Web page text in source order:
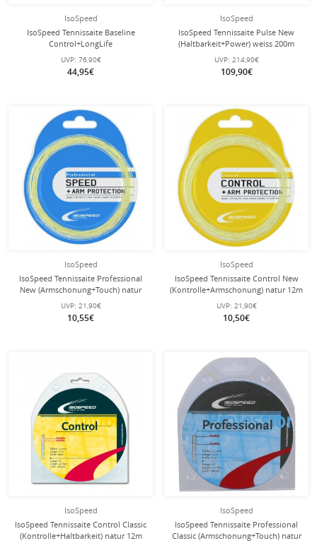
IsoSpeed
IsoSpeed Tennissaite Baseline
Control+LongLife
(Kontrolle+Haltbarkeit) schwarz
200m Rolle
UVP: 76,90€
44,95€
IsoSpeed
IsoSpeed Tennissaite Pulse New
(Haltbarkeit+Power) weiss 200m
Rolle
UVP: 214,90€
109,90€
IsoSpeed
IsoSpeed Tennissaite Professional
New (Armschonung+Touch) natur
12m Set
UVP: 21,90€
10,55€
IsoSpeed
IsoSpeed Tennissaite Control New
(Kontrolle+Armschonung) natur 12m
Set
UVP: 21,90€
10,50€
IsoSpeed
IsoSpeed Tennissaite Control Classic
(Kontrolle+Haltbarkeit) natur 12m
IsoSpeed
IsoSpeed Tennissaite Professional
Classic (Armschonung+Touch) natur